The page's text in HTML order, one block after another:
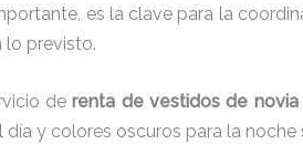
es la clave para la
lo previsto.
derenta de vestidos de novia
y colores oscuros para la